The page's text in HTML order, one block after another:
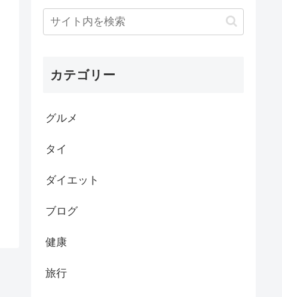
カテゴリー
グルメ
タイ
ダイエット
ブログ
健康
旅行